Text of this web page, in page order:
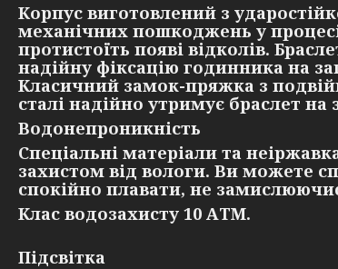
Корпус виготовлений з
механічних пошкоджень у
протистоїть появі відколів.
надійну фіксацію годинника на
Класичний замок-пряжка з
сталі надійно утримує браслет на
Водонепроникність
Спеціальні матеріали та
захистом від вологи. Ви можете
спокійно плавати, не
Клас водозахисту 10 АТМ.
Підсвітка